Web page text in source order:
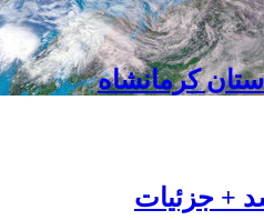
کرمانشاه
+ جزئیات